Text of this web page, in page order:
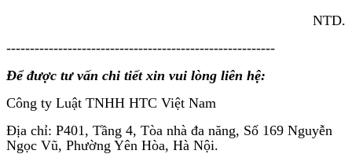
NTD.
---------------------------------------------------------
Để được tư vấn chi tiết xin vui lòng liên hệ:
Công ty Luật TNHH HTC Việt Nam
Địa chỉ: P401, Tầng 4, Tòa nhà đa năng, Số 169 Nguyễn
Ngọc Vũ, Phường Yên Hòa, Hà Nội.